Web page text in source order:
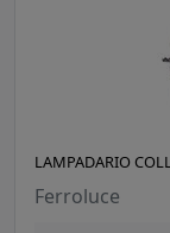
LAMPADARIO
Ferroluce